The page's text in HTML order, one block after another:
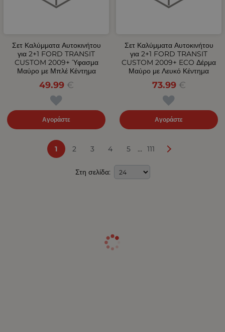
Σετ Καλύμματα Αυτοκινήτου
για 2+1 FORD TRANSIT
CUSTOM 2009+ Ύφασμα
Μαύρο με Μπλέ Κέντημα
49.99 €
Αγοράστε
Σετ Καλύμματα Αυτοκινήτου
για 2+1 FORD TRANSIT
CUSTOM 2009+ ECO Δέρμα
Μαύρο με Λευκό Κέντημα
73.99 €
Αγοράστε
1 2 3 4 5 ... 111
Στη σελίδα: